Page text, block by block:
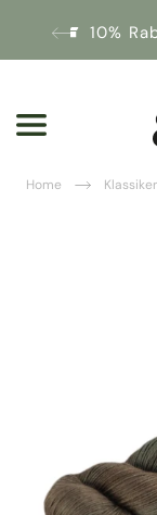
10%
Home Klassiker